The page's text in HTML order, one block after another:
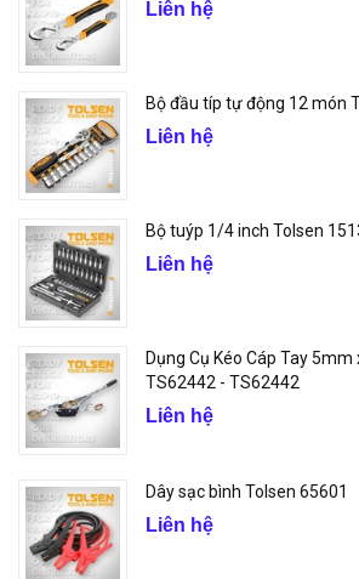
Liên hệ
Bộ đầu típ tự động 12 món
Liên hệ
Bộ tuýp 1/4 inch Tolsen
Liên hệ
Dụng Cụ Kéo Cáp Tay 5mm
TS62442 - TS62442
Liên hệ
Dây sạc bình Tolsen 65601
Liên hệ